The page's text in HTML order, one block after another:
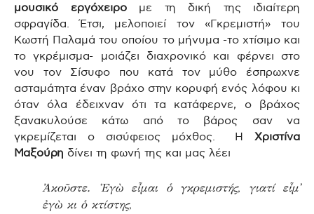
μουσικό εργόχειρομε τη δική της ιδιαίτερη
σφραγίδα. Έτσι, μελοποιεί τον «Γκρεμιστή» του
Κωστή Παλαμά του οποίου το μήνυμα -το χτίσιμο και
το γκρέμισμα- μοιάζει διαχρονικό και φέρνει στο
νου τον Σίσυφο που κατά τον μύθο έσπρωχνε
ασταμάτητα έναν βράχο στην κορυφή ενός λόφου κι
όταν όλα έδειχναν ότι τα κατάφερνε, ο βράχος
ξανακυλούσε κάτω από το βάρος σαν να
γκρεμίζεται ο σισύφειος μόχθος. Η Χριστίνα
Μαξούρη δίνει τη φωνή της και μας λέει
Ἀκοῦστε. Ἐγὼ εἶμαι ὁ γκρεμιστής, γιατί εἶμ᾿
ἐγὼ κι ὁ κτίστης,